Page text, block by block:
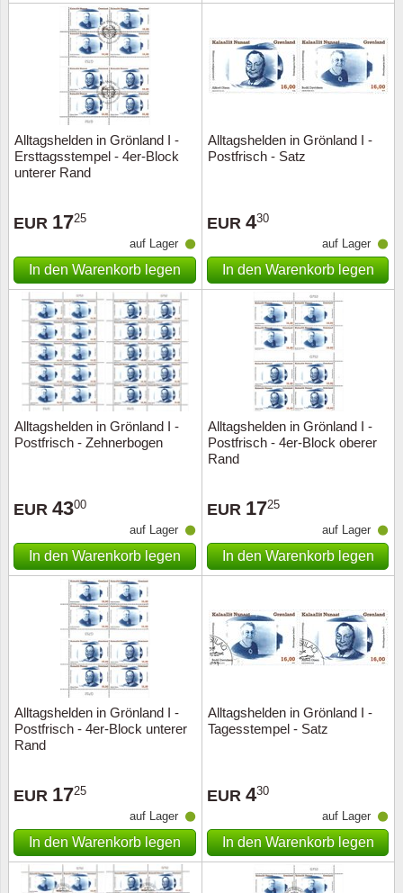
Alltagshelden in Grönland I -
Ersttagsstempel - 4er-Block
unterer Rand
EUR 1725
auf Lager
In den Warenkorb legen
Alltagshelden in Grönland I -
Postfrisch - Satz
EUR 430
auf Lager
In den Warenkorb legen
Alltagshelden in Grönland I -
Postfrisch - Zehnerbogen
EUR 4300
auf Lager
In den Warenkorb legen
Alltagshelden in Grönland I -
Postfrisch - 4er-Block oberer
Rand
EUR 1725
auf Lager
In den Warenkorb legen
Alltagshelden in Grönland I -
Postfrisch - 4er-Block unterer
Rand
EUR 1725
auf Lager
In den Warenkorb legen
Alltagshelden in Grönland I -
Tagesstempel - Satz
EUR 430
auf Lager
In den Warenkorb legen